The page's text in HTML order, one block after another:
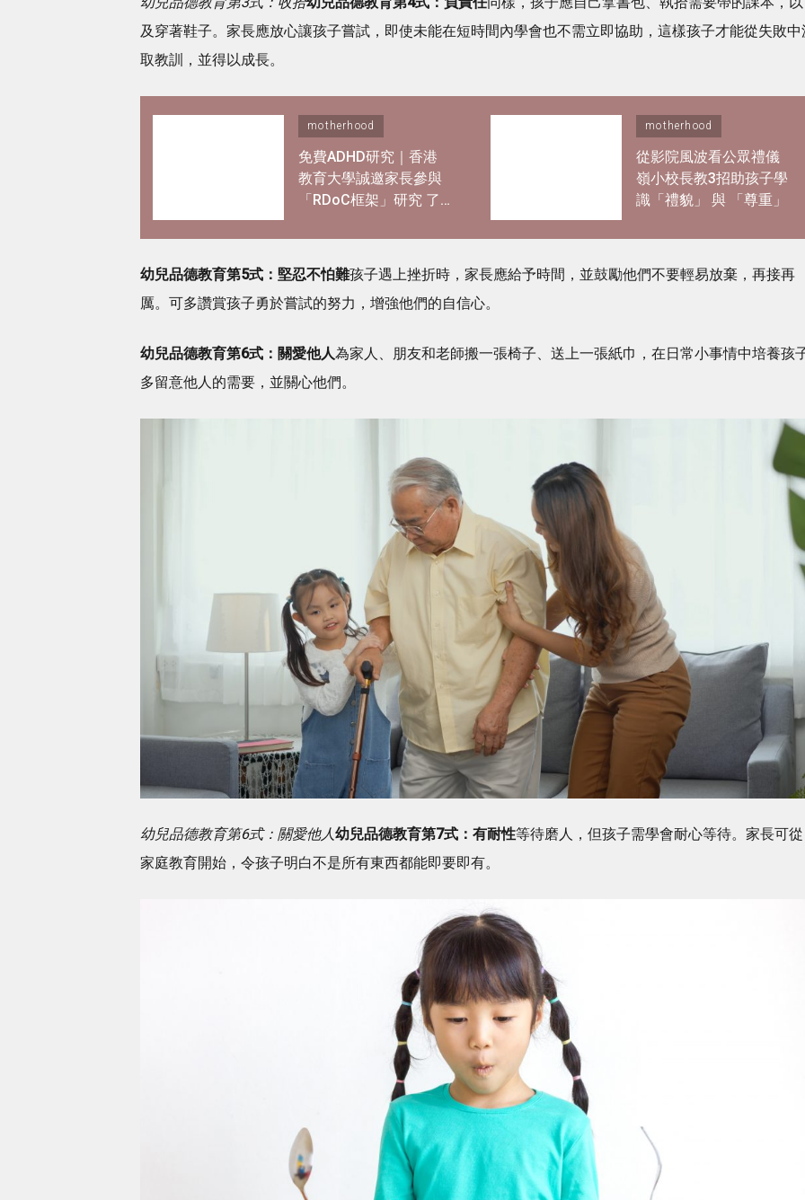
及穿著鞋子。家長應放心讓孩子嘗試，即使未能在短時間內學會也不需立即協助，這樣孩子才能從失敗中
取教訓，並得以成長。
motherhood
免費ADHD研究｜香港
教育大學誠邀家長參與
「RDoC框架」研究 了
躍情況
motherhood
從影院風波看公眾禮儀
嶺小校長教3招助孩子學
識「禮貌」 與 「尊重」
幼兒品德教育第5式：堅忍不怕難孩子遇上挫折時，家長應給予時間，並鼓勵他們不要輕易放棄，再接再
厲。可多讚賞孩子勇於嘗試的努力，增強他們的自信心。
幼兒品德教育第6式：關愛他人為家人、朋友和老師搬一張椅子、送上一張紙巾，在日常小事情中培養孩
多留意他人的需要，並關心他們。
幼兒品德教育第6式：關愛他人幼兒品德教育第7式：有耐性等待磨人，但孩子需學會耐心等待。家長可從
家庭教育開始，令孩子明白不是所有東西都能即要即有。